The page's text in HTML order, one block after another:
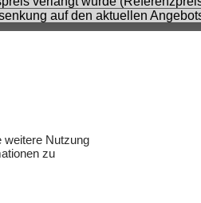
auf den aktuellen
weitere Nutzung
zu